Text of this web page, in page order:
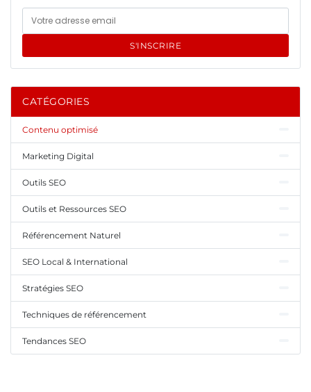
S'INSCRIRE
CATÉGORIES
Contenu optimisé
Marketing Digital
Outils SEO
Outils et Ressources SEO
Référencement Naturel
SEO Local & International
Stratégies SEO
Techniques de référencement
Tendances SEO